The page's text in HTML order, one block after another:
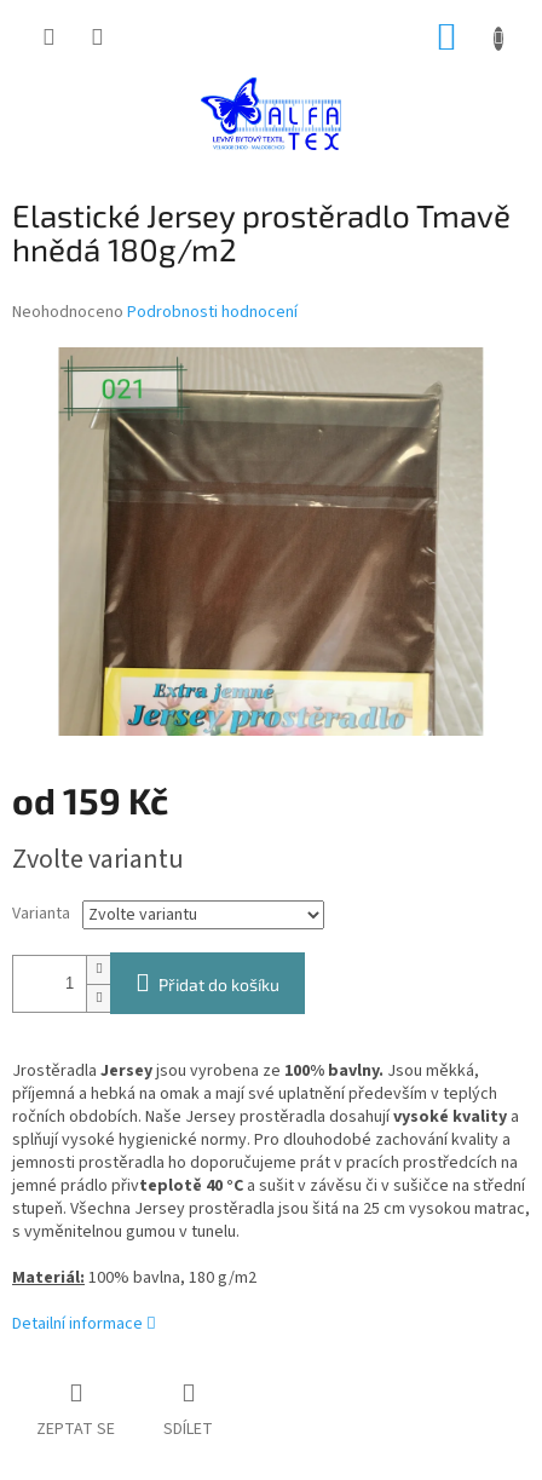
Elastické Jersey prostěradlo Tmavě
hnědá 180g/m2
Průměrné
produktu
Neohodnoceno Podrobnosti hodnocení
od 159 Kč
cena:
Zvolte variantu
Varianta
Přidat do košíku
Jrostěradla Jerseyjsou vyrobena ze 100% bavlny. Jsou měkká,
příjemná a hebká na omak a mají své uplatnění především v teplých
ročních obdobích. Naše Jersey prostěradla dosahujívysoké kvality a
splňují vysoké hygienické normy. Pro dlouhodobé zachování kvality a
jemnosti prostěradla ho doporučujeme prát v pracích prostředcích na
jemné prádlo přivteplotě 40 °C a sušit v závěsu či v sušičce na střední
stupeň. Všechna Jersey prostěradla jsou šitá na 25 cm vysokou matrac,
s vyměnitelnou gumou v tunelu.
Materiál:100% bavlna, 180 g/m2
Detailní informace
ZEPTAT SE SDÍLET